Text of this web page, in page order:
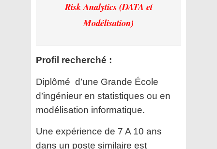
Risk Analytics (DATA et
Modélisation)
Profil recherché :
Diplômé d’une Grande École
d’ingénieur en statistiques ou en
modélisation informatique.
Une expérience de 7 A 10 ans
dans un poste similaire est